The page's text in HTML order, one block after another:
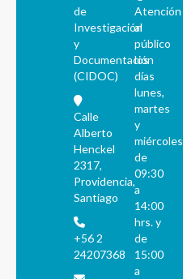
de
Investigación
y
Documentación
(CIDOC)
Calle
Alberto
Henckel
2317,
Providencia,
Santiago
+56 2
24207368
Atención
al
público
los
días
lunes,
martes
y
miércoles
de
09:30
a
14:00
hrs. y
de
15:00
a